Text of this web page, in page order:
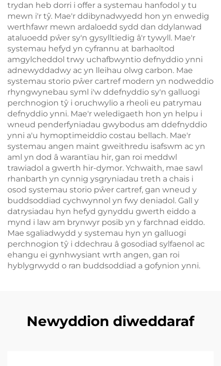
trydan heb dorri i offer a systemau hanfodol y tu
mewn i'r tŷ. Mae'r ddibynadwyedd hon yn enwedig
werthfawr mewn ardaloedd sydd dan ddylanwad
ataluoedd pŵer sy'n gysylltiedig â'r tywyll. Mae'r
systemau hefyd yn cyfrannu at barhaoltod
amgylcheddol trwy uchafbwyntio defnyddio ynni
adnewyddadwy ac yn lleihau olwg carbon. Mae
systemau storio pŵer cartref modern yn nodweddio
rhyngwynebau syml i'w ddefnyddio sy'n galluogi
perchnogion tŷ i oruchwylio a rheoli eu patrymau
defnyddio ynni. Mae'r weledigaeth hon yn helpu i
wneud penderfyniadau gwybodus am ddefnyddio
ynni a'u hymoptimeiddio costau bellach. Mae'r
systemau angen maint gweithredu isafswm ac yn
aml yn dod â warantïau hir, gan roi meddwl
trawiadol a gwerth hir-dymor. Ychwaith, mae sawl
rhanbarth yn cynnig ysgryniadau treth a chais i
osod systemau storio pŵer cartref, gan wneud y
buddsoddiad cychwynnol yn fwy deniadol. Gall y
datrysiadau hyn hefyd gynyddu gwerth eiddo a
mynd i law am brynwyr posib yn y farchnad eiddo.
Mae sgaliadwydd y systemau hyn yn galluogi
perchnogion tŷ i ddechrau â gosodiad sylfaenol ac
ehangu ei gynhwysiant wrth angen, gan roi
hyblygrwydd o ran buddsoddiad a gofynion ynni.
Newyddion diweddaraf